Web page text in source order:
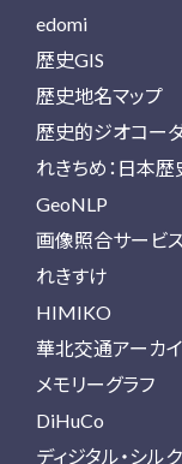
edomi
歴史GIS
歴史地名マップ
歴史的ジオコー
れきちめ：日本
GeoNLP
画像照合サービス
れきすけ
HIMIKO
華北交通アーカ
メモリーグラフ
DiHuCo
ディジタル・シル